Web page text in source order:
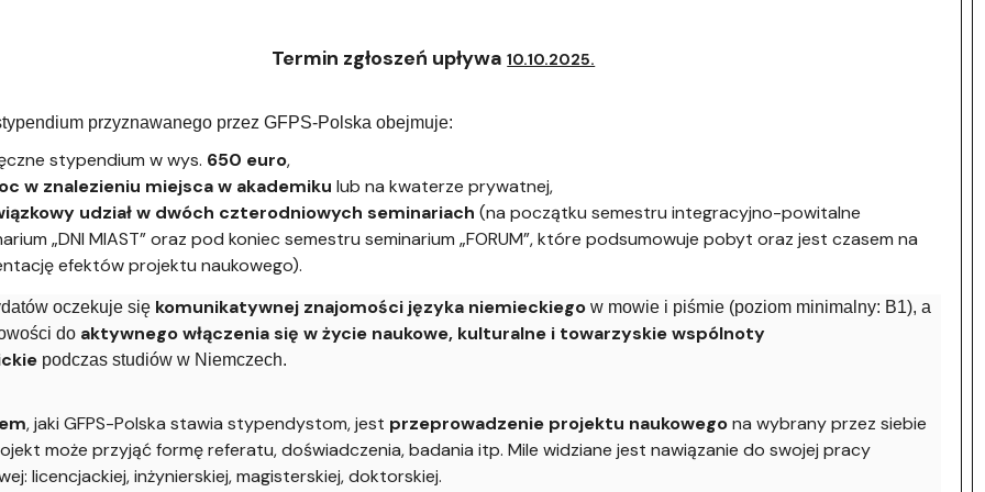
Termin zgłoszeń upływa10.10.2025.
przyznawanego przez GFPS-Polska obejmuje:
stypendium w wys. 650 euro,
w znalezieniu miejsca w akademiku lub na kwaterze prywatnej,
udział w dwóch czterodniowych seminariach (na początku semestru integracyjno-powitalne
„DNI MIAST” oraz pod koniec semestru seminarium „FORUM”, które podsumowuje pobyt oraz jest czasem na
efektów projektu naukowego).
oczekuje się komunikatywnej znajomości języka niemieckiegow mowie i piśmie (poziom minimalny: B1), a
do aktywnego włączenia się w życie naukowe, kulturalne i towarzyskie wspólnoty
podczas studiów w Niemczech.
, jaki GFPS-Polska stawia stypendystom, jest przeprowadzenie projektu naukowegona wybrany przez siebie
może przyjąć formę referatu, doświadczenia, badania itp. Mile widziane jest nawiązanie do swojej pracy
licencjackiej, inżynierskiej, magisterskiej, doktorskiej.